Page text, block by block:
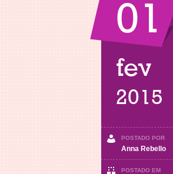
01
fev
2015
POSTADO POR
Anna Rebello
POSTADO EM